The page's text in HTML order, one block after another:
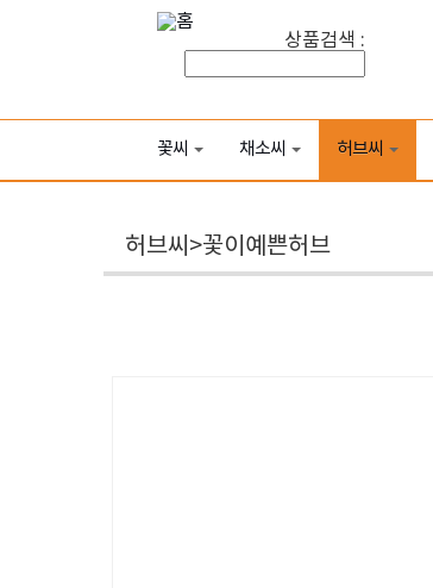
상품검색 :
꽃씨 채소씨 허브씨
허브씨>꽃이예쁜허브